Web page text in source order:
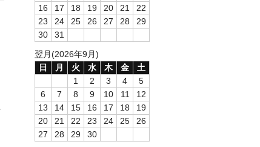
16
17 18 19 20 21
22
23
24 25 26 27 28
29
30
31
翌月(2026年9月)
日
月 火 水 木 金
土
1
2 3 4
5
6
7 8 9 10 11
12
13
14 15 16 17 18
19
20
21 22 23 24 25
26
27
28 29
30